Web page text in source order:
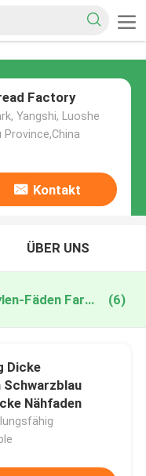
Factory
Yangshi, Luoshe
Province,China
Kontakt
ÜBER UNS
China Hochfeste Polypropylen-Fäden Farbfaden (6)
Dicke
Nähfaden